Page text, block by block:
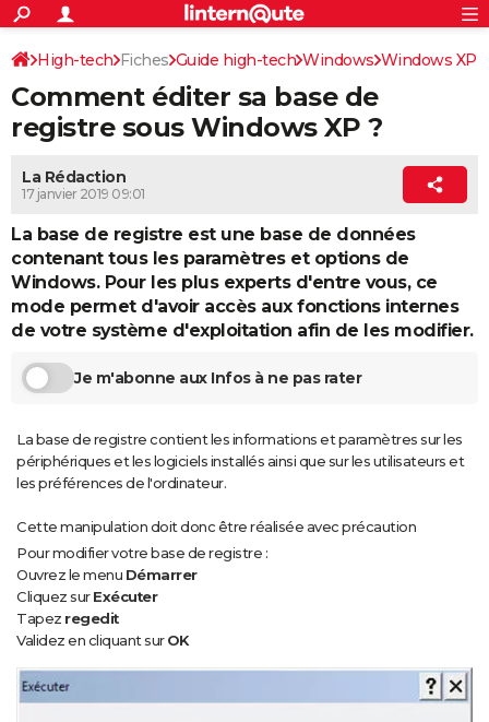
ACTUALITÉS
Politique
Société
Faits Divers
Education
Monde
Villes
+
SPORT
Coupe du monde 2026
Football
Tennis
Cyclisme
Rugby
Forum
CULTURE
Retraite
Impôts
Epargne
Immobilier
Risques naturels par ville
Banque
Assurance
Crédit
AUTO
Essais
Réserver un essai
Citadines
Berlines
SUV
Forum auto
+
Mobiles
Meilleur smartphone
Internet
Ordinateurs
Jeux vidéo
Guide high-tech
+
BRICOLAGE
Forum
Aménagement intérieur
Extérieur
Cuisine
Salle de bains
Jardinage
Rangement
+WEEK-END
Guides de France
Escapades
Patrimoine
Expositions
Musées
Week-end nature
+LIFESTYLE
Alimentation
Guide de la santé
Maladies
Médicaments
Sommeil
VOYAGE
GUIDES D'ACHAT
BONS PLANS
CARTE DE VOEUX
Carte de Noël
Carte Bonne année
Carte Saint-Valentin
Carte Pâques
Carte d'anniversaire
DICTIONNAIRE
Rechercher
S'inscrire
Connexion
High-tech Fiches Guide high-tech Windows Windows XP
Comment éditer sa base de
registre sous Windows XP ?
La Rédaction
17 janvier 2019 09:01
La base de registre est une base de données
contenant tous les paramètres et options de
Windows. Pour les plus experts d'entre vous, ce
mode permet d'avoir accès aux fonctions internes
de votre système d'exploitation afin de les modifier.
Je m'abonne aux Infos à ne pas rater
La base de registre contient les informations et paramètres sur les
périphériques et les logiciels installés ainsi que sur les utilisateurs et
les préférences de l'ordinateur.
Cette manipulation doit donc être réalisée avec précaution
Pour modifier votre base de registre :
Ouvrez le menu Démarrer
Cliquez surExécuter
Tapez regedit
Validez en cliquant surOK